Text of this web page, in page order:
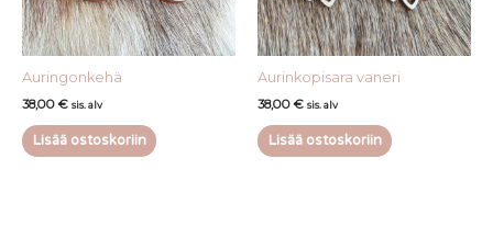
Auringonkehä
38,00€ sis. alv
Lisää ostoskoriin
Aurinkopisara vaneri
38,00€ sis. alv
Lisää ostoskoriin